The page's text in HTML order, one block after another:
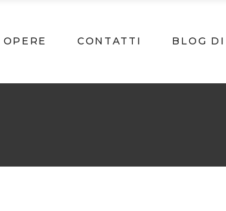
OPERE CONTATTI BLOG